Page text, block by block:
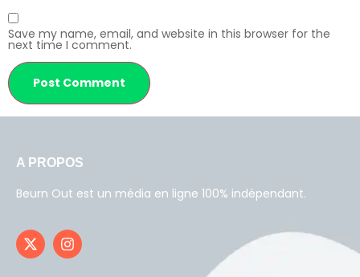
Save my name, email, and website in this browser for the
next time I comment.
A PROPOS
Beurn Out est un média en ligne 100% indépendant.